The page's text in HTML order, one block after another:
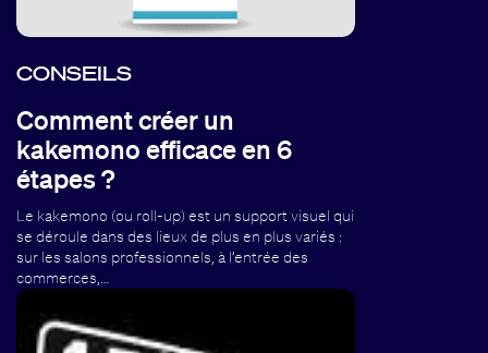
CONSEILS
Comment créer un
kakemono efficace en 6
étapes ?
Le kakemono (ou roll-up) est un support visuel qui
se déroule dans des lieux de plus en plus variés :
sur les salons professionnels, à l’entrée des
commerces,…